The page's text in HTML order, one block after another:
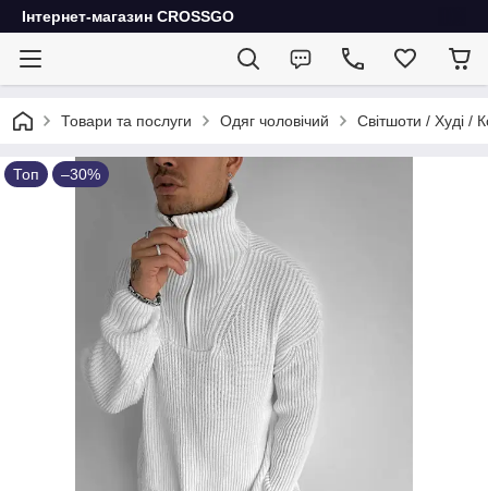
Інтернет-магазин CROSSGO
Товари та послуги Одяг чоловічий Світшоти / Худі /
Топ –30%